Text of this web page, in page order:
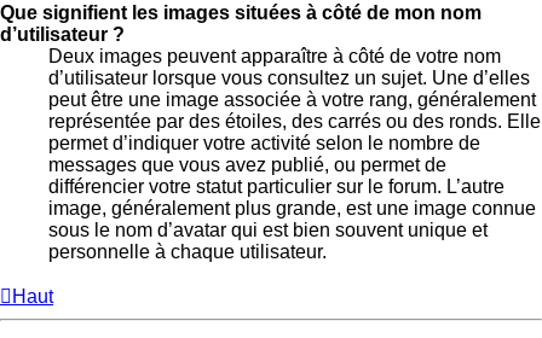
Que signifient les images situées à côté de mon nom
d’utilisateur ?
Deux images peuvent apparaître à côté de votre nom
d’utilisateur lorsque vous consultez un sujet. Une d’elles
peut être une image associée à votre rang, généralement
représentée par des étoiles, des carrés ou des ronds. Elle
permet d’indiquer votre activité selon le nombre de
messages que vous avez publié, ou permet de
différencier votre statut particulier sur le forum. L’autre
image, généralement plus grande, est une image connue
sous le nom d’avatar qui est bien souvent unique et
personnelle à chaque utilisateur.
Haut